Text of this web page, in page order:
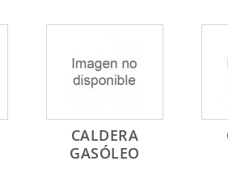
CALDERA
GASÓLEO